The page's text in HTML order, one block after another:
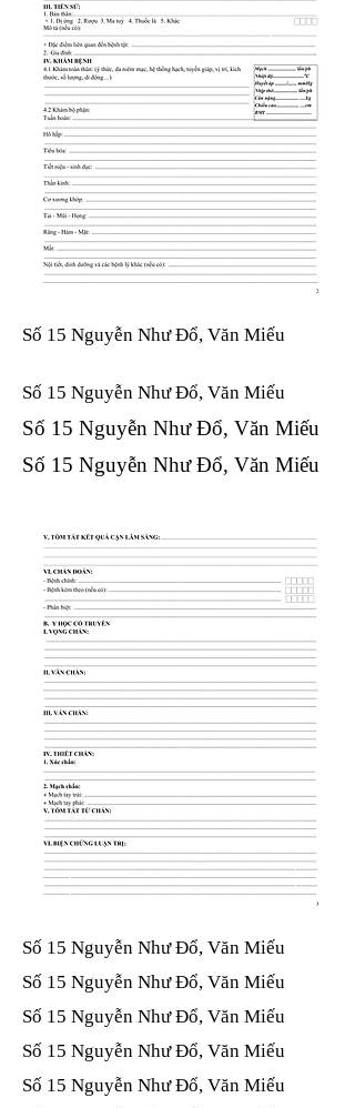
Số 15 Nguyễn Như Đổ, Văn Miếu
Số 15 Nguyễn Như Đổ, Văn Miếu​​​​
Số 15 Nguyễn Như Đổ, Văn Miếu​​​​
Số 15 Nguyễn Như Đổ, Văn Miếu​​​​
Số 15 Nguyễn Như Đổ, Văn Miếu​​​​
Số 15 Nguyễn Như Đổ, Văn Miếu​​​​
Số 15 Nguyễn Như Đổ, Văn Miếu​​​​
Số 15 Nguyễn Như Đổ, Văn Miếu​​​​
Số 15 Nguyễn Như Đổ, Văn Miếu​​​​